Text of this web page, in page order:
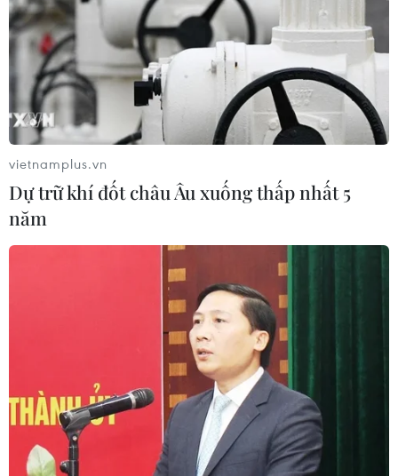
#thích quảng tùng
#COVID-19 TP. Hà Nội
Theo dõi VietnamPlus
vietnamplus.vn
Dự trữ khí đốt châu Âu xuống thấp nhất 5
năm